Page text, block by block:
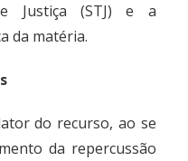
Justiça (STJ) e a
da matéria.
do recurso, ao se
da repercussão